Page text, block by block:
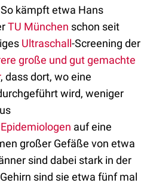
kämpft etwa Hans
TU München schon seit
Ultraschall-Screening der
große und gut gemachte
, dass dort, wo eine
wird, weniger
Epidemiologen auf eine
großer Gefäße von etwa
sind dabei stark in der
sind sie etwa fünf mal